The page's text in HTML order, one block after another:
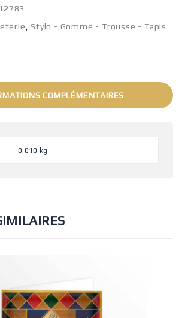
,Stylo - Gomme - Trousse - Tapis
COMPLÉMENTAIRES
0.010 kg